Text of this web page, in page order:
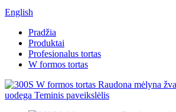
English
Pradžia
Produktai
Profesionalus tortas
W formos tortas